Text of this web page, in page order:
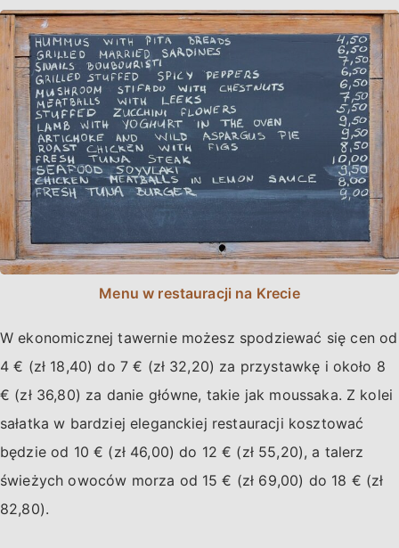
Menu w restauracji na Krecie
W ekonomicznej tawernie możesz spodziewać się cen od
4 € (zł 18,40) do 7 € (zł 32,20) za przystawkę i około 8
€ (zł 36,80) za danie główne, takie jak moussaka. Z kolei
sałatka w bardziej eleganckiej restauracji kosztować
będzie od 10 € (zł 46,00) do 12 € (zł 55,20), a talerz
świeżych owoców morza od 15 € (zł 69,00) do 18 € (zł
82,80).